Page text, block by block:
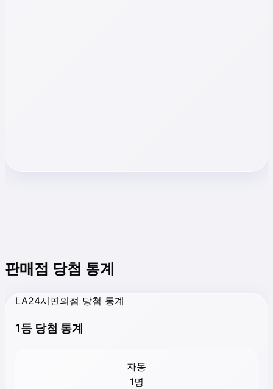
판매점 당첨 통계
LA24시편의점 당첨 통계
1등 당첨 통계
자동
1명